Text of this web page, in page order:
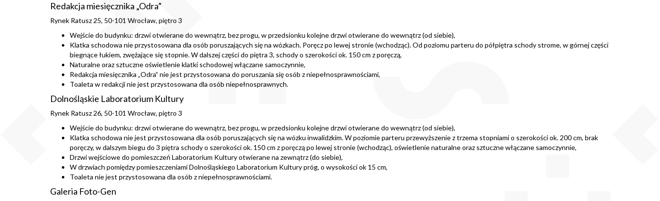
Redakcja miesięcznika „Odra”
Rynek Ratusz 25, 50-101 Wrocław, piętro 3
Wejście do budynku: drzwi otwierane do wewnątrz, bez progu, w przedsionku kolejne drzwi otwierane do wewnątrz (od siebie),
Klatka schodowa nie przystosowana dla osób poruszających się na wózkach. Poręcz po lewej stronie (wchodząc). Od poziomu parteru do półpiętra schody strome, w górnej części
biegnące łukiem, zwężające się stopnie. W dalszej części do piętra 3, schody o szerokości ok. 150 cm z poręczą,
Naturalne oraz sztuczne oświetlenie klatki schodowej włączane samoczynnie,
Redakcja miesięcznika „Odra” nie jest przystosowana do poruszania się osób z niepełnosprawnościami,
Toaleta w redakcji nie jest przystosowana dla osób niepełnosprawnych.
Dolnośląskie Laboratorium Kultury
Rynek Ratusz 26, 50-101 Wrocław, piętro 3
Wejście do budynku: drzwi otwierane do wewnątrz, bez progu, w przedsionku kolejne drzwi otwierane do wewnątrz (od siebie),
Klatka schodowa nie jest przystosowana dla osób poruszających się na wózku inwalidzkim. W poziomie parteru przewyższenie z trzema stopniami o szerokości ok. 200 cm, brak
poręczy, w dalszym biegu do 3 piętra schody o szerokości ok. 150 cm z poręczą po lewej stronie (wchodząc), oświetlenie naturalne oraz sztuczne włączane samoczynnie,
Drzwi wejściowe do pomieszczeń Laboratorium Kultury otwierane na zewnątrz (do siebie),
W drzwiach pomiędzy pomieszczeniami Dolnośląskiego Laboratorium Kultury próg, o wysokości ok 15 cm,
Toaleta nie jest przystosowana dla osób z niepełnosprawnościami.
Galeria Foto-Gen